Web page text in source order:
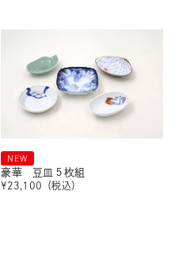
NEW
豪華 豆皿５枚組
¥23,100 （税込）